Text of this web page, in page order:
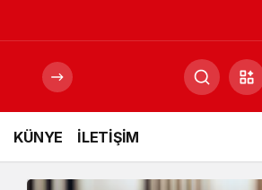
KÜNYE İLETİŞİM